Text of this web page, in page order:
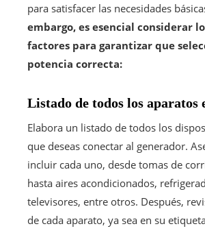
para satisfacer las necesidades
embargo, es esencial considerar
factores para garantizar que
potencia correcta:
Listado de todos los aparatos
Elabora un listado de todos los
que deseas conectar al generador.
incluir cada uno, desde tomas de
hasta aires acondicionados,
televisores, entre otros. Después,
de cada aparato, ya sea en su